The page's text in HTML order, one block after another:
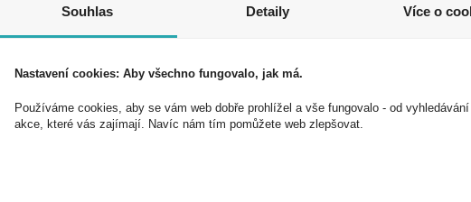
vodku na světě.
Vychutnejte si
I přesto, že jsou
odpovědnost za
zákona. Tyto informace
kopírovány bez
Souhlas Detaily Více o
Nastavení cookies: Aby všechno fungovalo, jak má.
Používáme cookies, aby se vám web dobře prohlížel a vše fungovalo - od
akce, které vás zajímají. Navíc nám tím pomůžete web zlepšovat.